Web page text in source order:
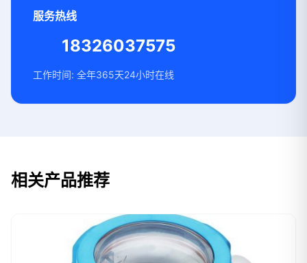
服务热线
18326037575
工作时间: 全年365天24小时在线
相关产品推荐